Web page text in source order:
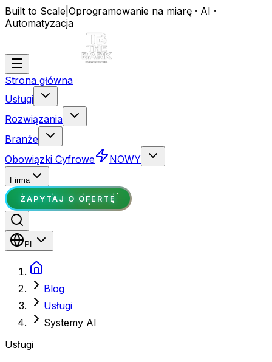
Built to Scale Oprogramowanie na miarę · AI ·
Automatyzacja
Strona główna
Usługi
Rozwiązania
Branże
Obowiązki Cyfrowe
NOWY
Firma
ZAPYTAJ O OFERTĘ
PL
Blog
Usługi
Systemy AI
Usługi